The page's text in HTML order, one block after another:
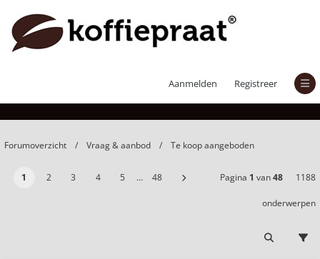
Aanmelden Registreer
Forumoverzicht Vraag & aanbod Te koop aangeboden
1 2 3 4 5 … 48 Pagina 1 van48 1188
onderwerpen